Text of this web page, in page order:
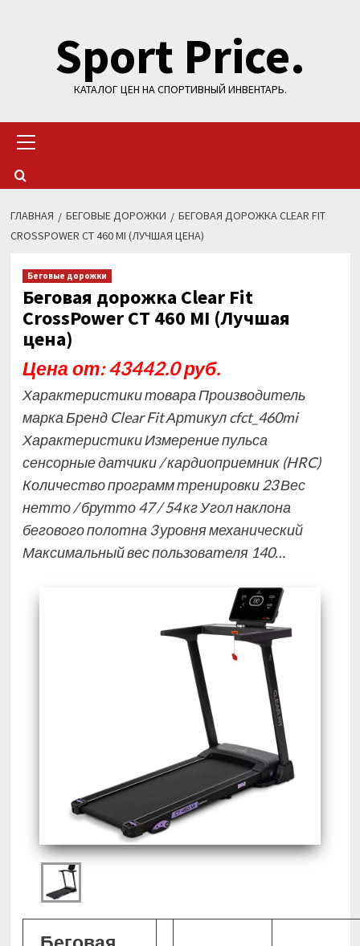
содержимомуSport Price.
КАТАЛОГ ЦЕН НА СПОРТИВНЫЙ ИНВЕНТАРЬ.
меню
ГЛАВНАЯ БЕГОВЫЕ ДОРОЖКИ
БЕГОВАЯ ДОРОЖКА CLEAR FIT
CROSSPOWER CT 460 MI (ЛУЧШАЯ ЦЕНА)
Беговые дорожки
Беговая дорожка Clear Fit
CrossPower CT 460 MI (Лучшая
цена)
Цена от: 43442.0 руб.
Характеристики товара Производитель
марка Бренд Clear Fit Артикул cfct_460mi
Характеристики Измерение пульса
сенсорные датчики / кардиоприемник (HRC)
Количество программ тренировки 23 Вес
нетто / брутто 47 / 54 кг Угол наклона
бегового полотна 3 уровня механический
Максимальный вес пользователя 140…